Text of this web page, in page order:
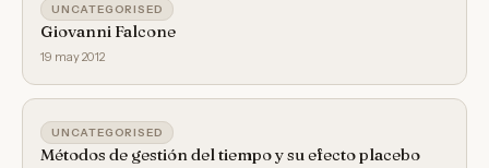
UNCATEGORISED
Giovanni Falcone
19 may 2012
UNCATEGORISED
Métodos de gestión del tiempo y su efecto placebo